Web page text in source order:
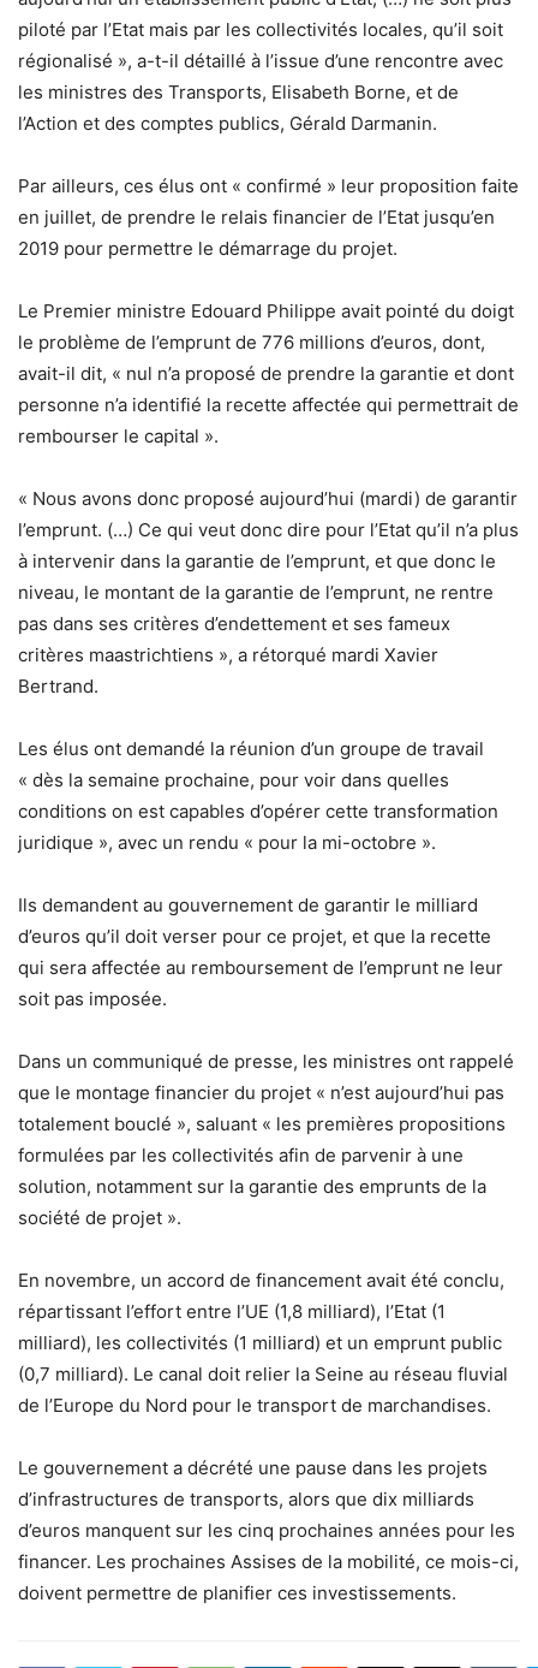
piloté par l’Etat mais par les collectivités locales, qu’il soit
régionalisé », a-t-il détaillé à l’issue d’une rencontre avec
les ministres des Transports, Elisabeth Borne, et de
l’Action et des comptes publics, Gérald Darmanin.
Par ailleurs, ces élus ont « confirmé » leur proposition faite
en juillet, de prendre le relais financier de l’Etat jusqu’en
2019 pour permettre le démarrage du projet.
Le Premier ministre Edouard Philippe avait pointé du doigt
le problème de l’emprunt de 776 millions d’euros, dont,
avait-il dit, « nul n’a proposé de prendre la garantie et dont
personne n’a identifié la recette affectée qui permettrait de
rembourser le capital ».
« Nous avons donc proposé aujourd’hui (mardi) de garantir
l’emprunt. (…) Ce qui veut donc dire pour l’Etat qu’il n’a plus
à intervenir dans la garantie de l’emprunt, et que donc le
niveau, le montant de la garantie de l’emprunt, ne rentre
pas dans ses critères d’endettement et ses fameux
critères maastrichtiens », a rétorqué mardi Xavier
Bertrand.
Les élus ont demandé la réunion d’un groupe de travail
« dès la semaine prochaine, pour voir dans quelles
conditions on est capables d’opérer cette transformation
juridique », avec un rendu « pour la mi-octobre ».
Ils demandent au gouvernement de garantir le milliard
d’euros qu’il doit verser pour ce projet, et que la recette
qui sera affectée au remboursement de l’emprunt ne leur
soit pas imposée.
Dans un communiqué de presse, les ministres ont rappelé
que le montage financier du projet « n’est aujourd’hui pas
totalement bouclé », saluant « les premières propositions
formulées par les collectivités afin de parvenir à une
solution, notamment sur la garantie des emprunts de la
société de projet ».
En novembre, un accord de financement avait été conclu,
répartissant l’effort entre l’UE (1,8 milliard), l’Etat (1
milliard), les collectivités (1 milliard) et un emprunt public
(0,7 milliard). Le canal doit relier la Seine au réseau fluvial
de l’Europe du Nord pour le transport de marchandises.
Le gouvernement a décrété une pause dans les projets
d’infrastructures de transports, alors que dix milliards
d’euros manquent sur les cinq prochaines années pour les
financer. Les prochaines Assises de la mobilité, ce mois-ci,
doivent permettre de planifier ces investissements.